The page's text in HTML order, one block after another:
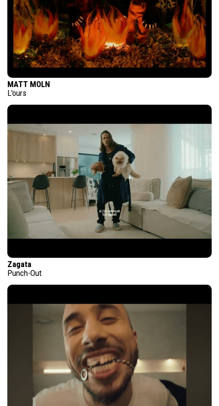
MATT MOLN
L'ours
Zagata
Punch-Out